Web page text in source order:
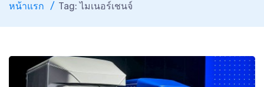
หน้าแรก Tag: ไมเนอร์เชนจ์